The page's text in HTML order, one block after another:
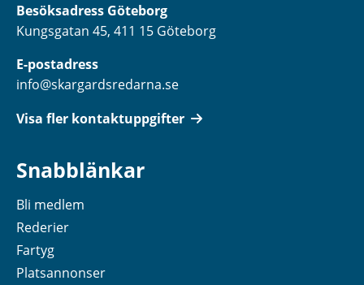
Besöksadress Göteborg
Kungsgatan 45, 411 15 Göteborg
E-postadress
info@skargardsredarna.se
Visa fler kontaktuppgifter
Snabblänkar
Bli medlem
Rederier
Fartyg
Platsannonser